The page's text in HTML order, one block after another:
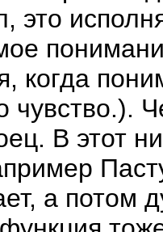
это
когда
чувство.).
В этот
а потом